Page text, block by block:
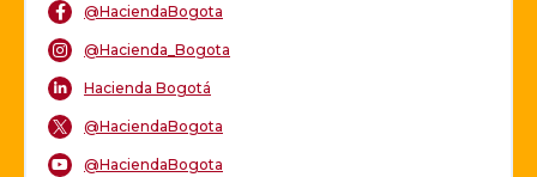
@HaciendaBogota
@Hacienda_Bogota
Hacienda Bogotá
@HaciendaBogota
@HaciendaBogota